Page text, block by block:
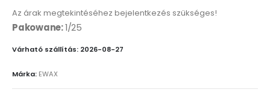
Az árak megtekintéséhez bejelentkezés szükséges!
Pakowane:1/25
Várható szállítás: 2026-08-27
Márka: EWAX